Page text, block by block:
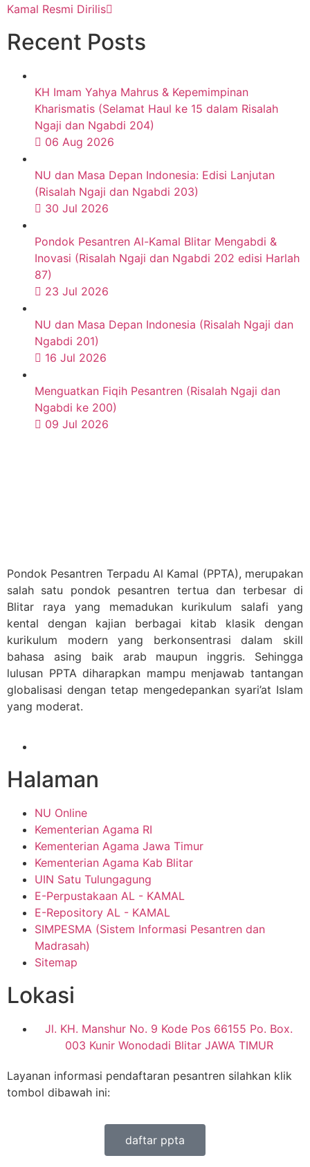
Kamal Resmi Dirilis
Recent Posts
KH Imam Yahya Mahrus & Kepemimpinan
Kharismatis (Selamat Haul ke 15 dalam Risalah
Ngaji dan Ngabdi 204)
06 Aug 2026
NU dan Masa Depan Indonesia: Edisi Lanjutan
(Risalah Ngaji dan Ngabdi 203)
30 Jul 2026
Pondok Pesantren Al-Kamal Blitar Mengabdi &
Inovasi (Risalah Ngaji dan Ngabdi 202 edisi Harlah
87)
23 Jul 2026
NU dan Masa Depan Indonesia (Risalah Ngaji dan
Ngabdi 201)
16 Jul 2026
Menguatkan Fiqih Pesantren (Risalah Ngaji dan
Ngabdi ke 200)
09 Jul 2026
Pondok Pesantren Terpadu Al Kamal (PPTA), merupakan
salah satu pondok pesantren tertua dan terbesar di
Blitar raya yang memadukan kurikulum salafi yang
kental dengan kajian berbagai kitab klasik dengan
kurikulum modern yang berkonsentrasi dalam skill
bahasa asing baik arab maupun inggris. Sehingga
lulusan PPTA diharapkan mampu menjawab tantangan
globalisasi dengan tetap mengedepankan syari’at Islam
yang moderat.
Halaman
NU Online
Kementerian Agama RI
Kementerian Agama Jawa Timur
Kementerian Agama Kab Blitar
UIN Satu Tulungagung
E-Perpustakaan AL - KAMAL
E-Repository AL - KAMAL
SIMPESMA (Sistem Informasi Pesantren dan
Madrasah)
Sitemap
Lokasi
Jl. KH. Manshur No. 9 Kode Pos 66155 Po. Box.
003 Kunir Wonodadi Blitar JAWA TIMUR
Layanan informasi pendaftaran pesantren silahkan klik
tombol dibawah ini:
daftar ppta